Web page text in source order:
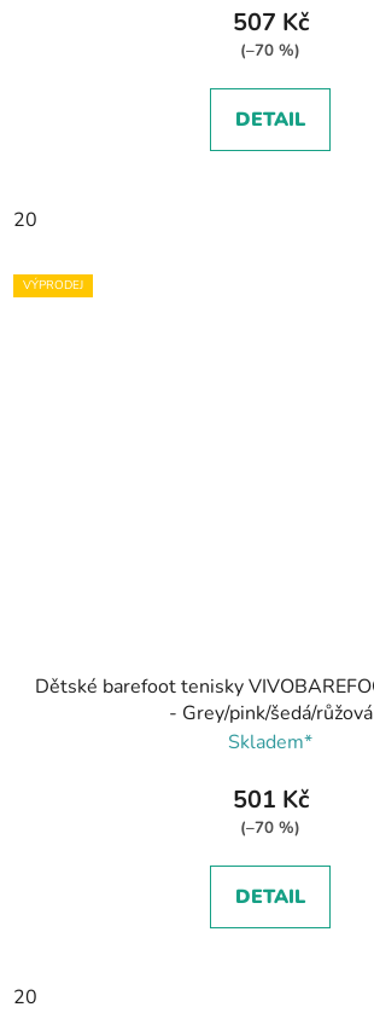
507 Kč
(–70 %)
DETAIL
20
VÝPRODEJ
Dětské barefoot tenisky
- Grey/pink/šedá/růžová
Skladem*
501 Kč
(–70 %)
DETAIL
20